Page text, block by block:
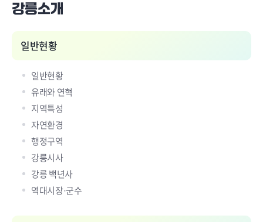
강릉소개
일반현황
일반현황
유래와 연혁
지역특성
자연환경
행정구역
강릉시사
강릉 백년사
역대시장·군수